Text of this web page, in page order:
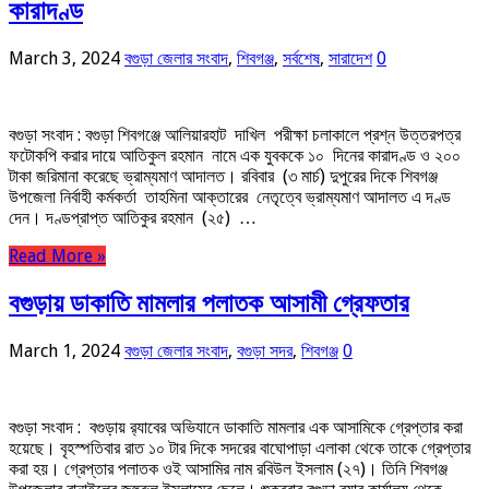
কারাদণ্ড
March 3, 2024 বগুড়া জেলার সংবাদ, শিবগঞ্জ, সর্বশেষ, সারাদেশ 0
বগুড়া সংবাদ : বগুড়া শিবগঞ্জে আলিয়ারহাট দাখিল পরীক্ষা চলাকালে প্রশ্ন উত্তরপত্র
ফটোকপি করার দায়ে আতিকুল রহমান নামে এক যুবককে ১০ দিনের কারাদণ্ড ও ২০০
টাকা জরিমানা করেছে ভ্রাম্যমাণ আদালত। রবিবার (৩ মার্চ) দুপুরের দিকে শিবগঞ্জ
উপজেলা নির্বাহী কর্মকর্তা তাহমিনা আক্তারের নেতৃত্বে ভ্রাম্যমাণ আদালত এ দণ্ড
দেন। দণ্ডপ্রাপ্ত আতিকুর রহমান (২৫) …
Read More »
বগুড়ায় ডাকাতি মামলার পলাতক আসামী গ্রেফতার
March 1, 2024 বগুড়া জেলার সংবাদ, বগুড়া সদর, শিবগঞ্জ 0
বগুড়া সংবাদ : বগুড়ায় র‍্যাবের অভিযানে ডাকাতি মামলার এক আসামিকে গ্রেপ্তার করা
হয়েছে। বৃহস্পতিবার রাত ১০ টার দিকে সদরের বাঘোপাড়া এলাকা থেকে তাকে গ্রেপ্তার
করা হয়। গ্রেপ্তার পলাতক ওই আসামির নাম রবিউল ইসলাম (২৭)। তিনি শিবগঞ্জ